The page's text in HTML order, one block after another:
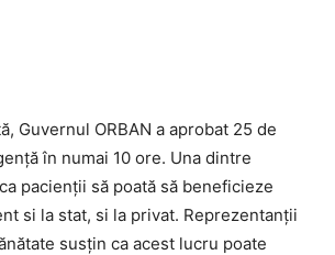
Guvernul ORBAN a aprobat 25 de
în numai 10 ore. Una dintre
pacienții să poată să beneficieze
si la stat, si la privat. Reprezentanții
susțin ca acest lucru poate